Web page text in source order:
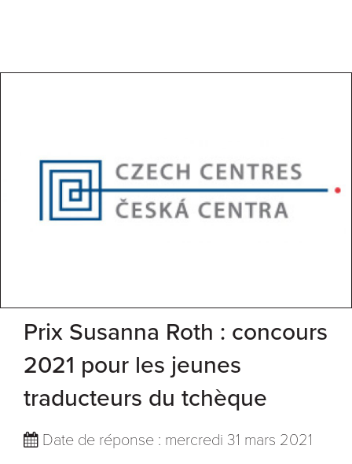
Prix Susanna Roth : concours
2021 pour les jeunes
traducteurs du tchèque
Date de réponse : mercredi 31 mars 2021